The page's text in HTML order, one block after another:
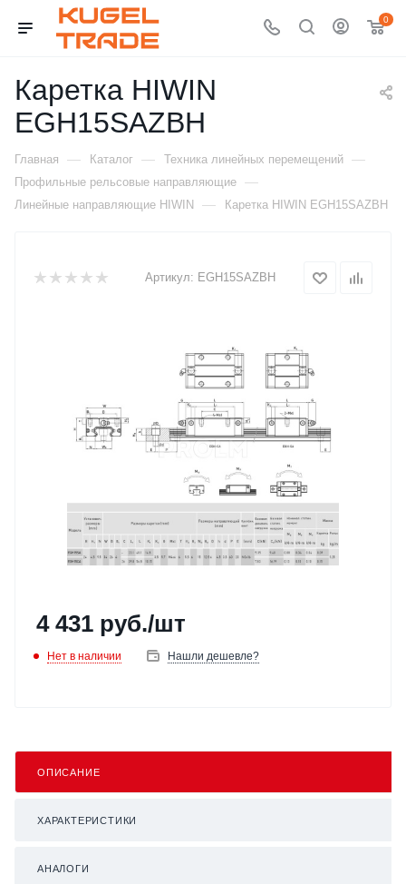
0
Каретка HIWIN
EGH15SAZBH
Главная — Каталог — Техника линейных перемещений —
Профильные рельсовые направляющие —
Линейные направляющие HIWIN — Каретка HIWIN EGH15SAZBH
Артикул: EGH15SAZBH
4 431 руб./шт
Нет в наличии Нашли дешевле?
ОПИСАНИЕ
ХАРАКТЕРИСТИКИ
АНАЛОГИ